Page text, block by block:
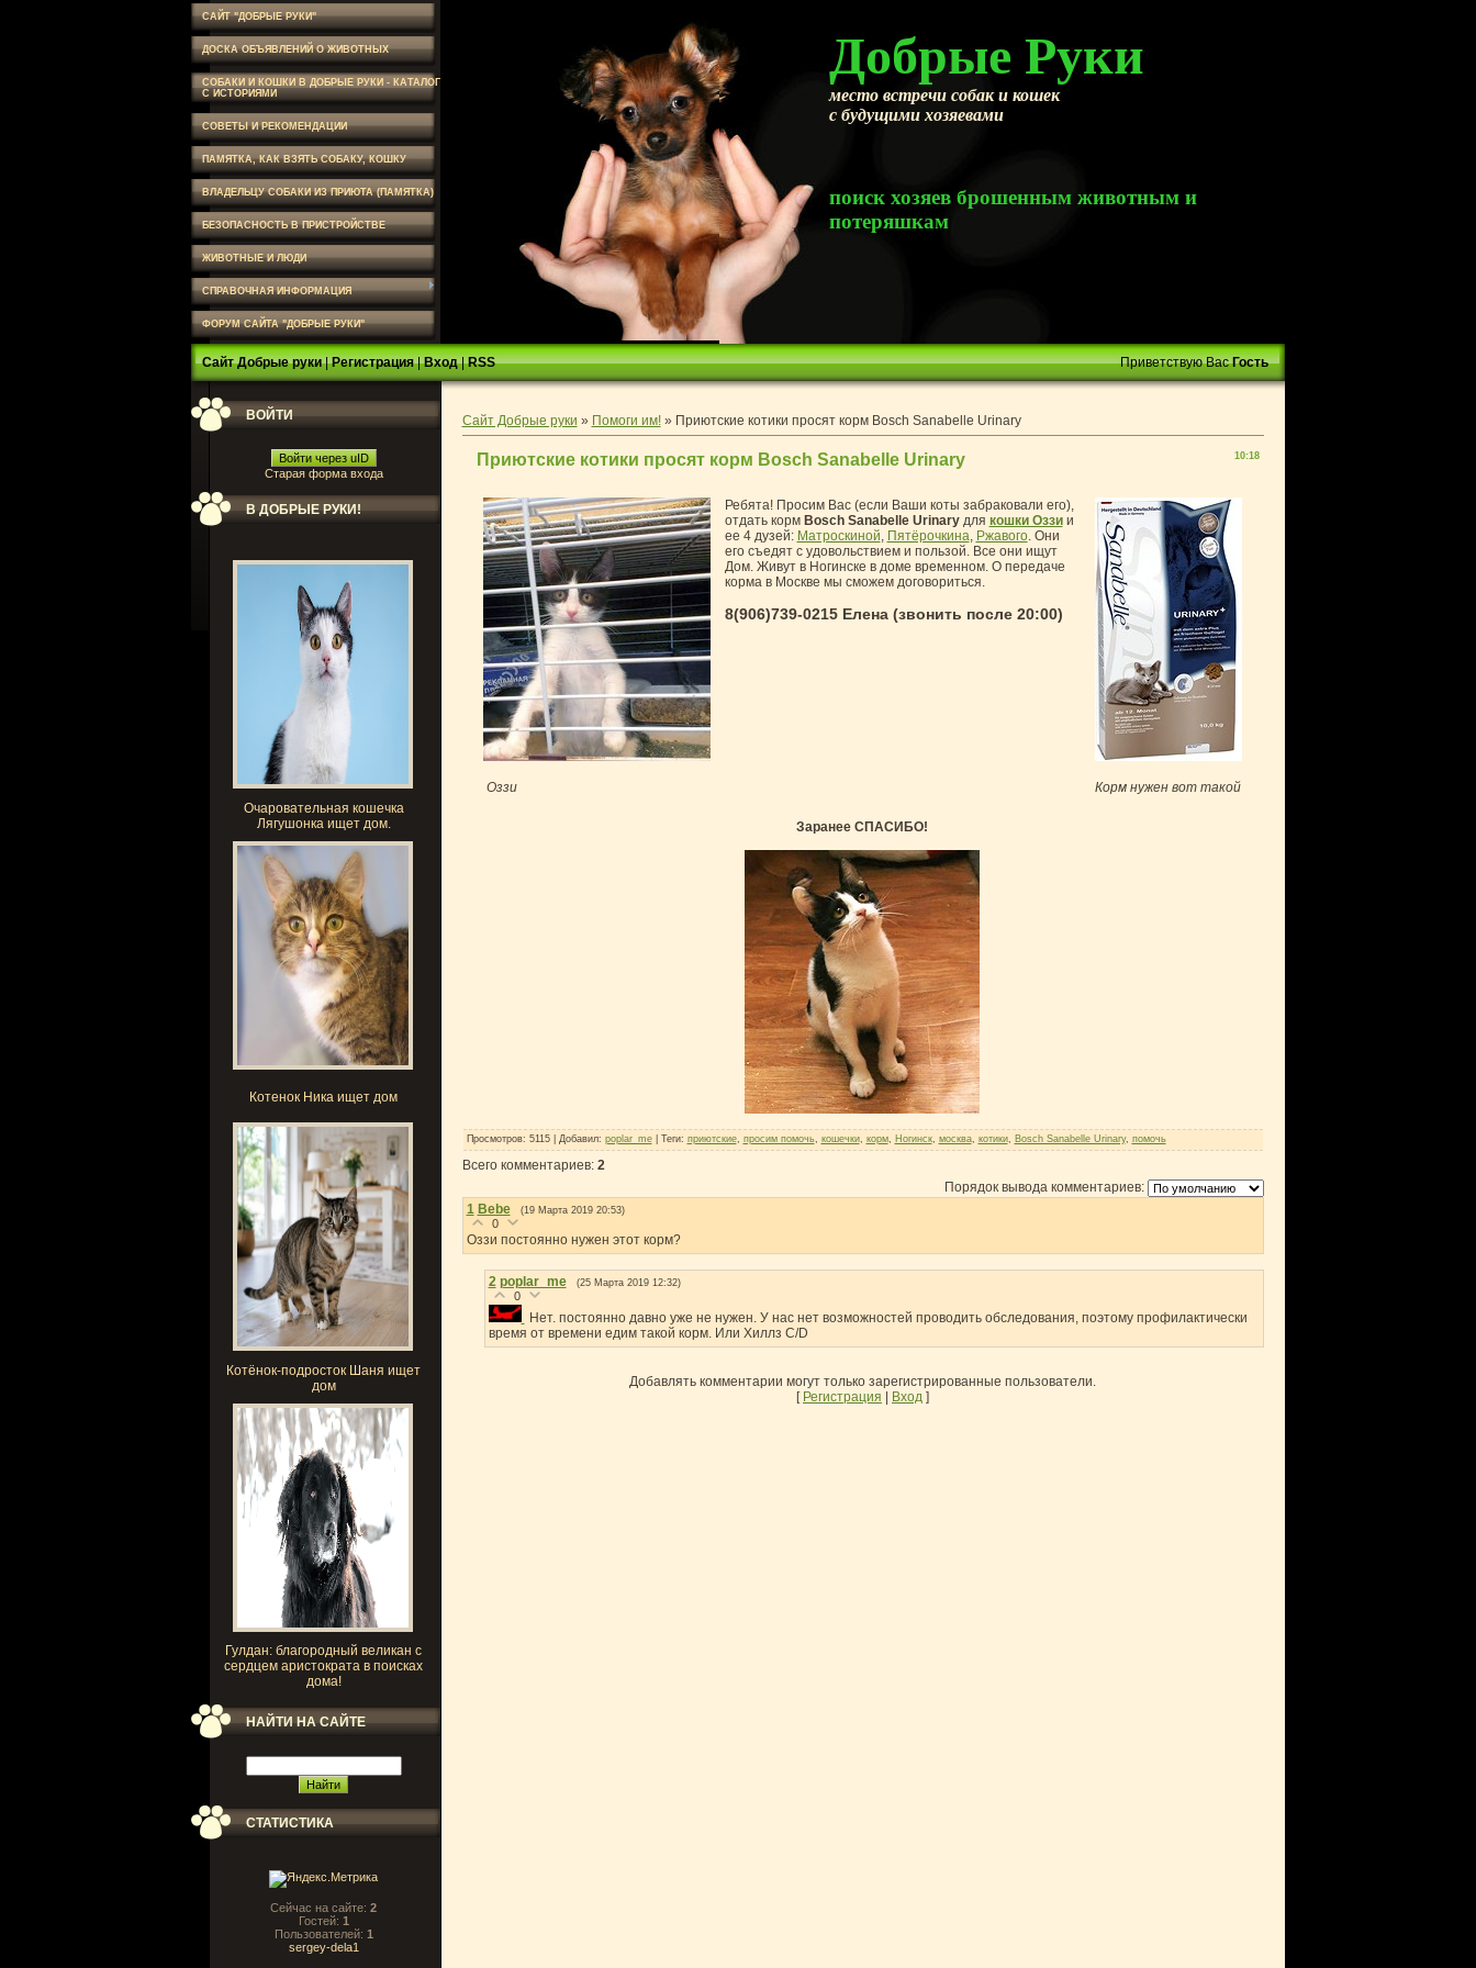
САЙТ "ДОБРЫЕ РУКИ"
ДОСКА ОБЪЯВЛЕНИЙ О ЖИВОТНЫХ
СОБАКИ И КОШКИ В ДОБРЫЕ РУКИ - КАТАЛОГ
С ИСТОРИЯМИ
СОВЕТЫ И РЕКОМЕНДАЦИИ
ПАМЯТКА, КАК ВЗЯТЬ СОБАКУ, КОШКУ
ВЛАДЕЛЬЦУ СОБАКИ ИЗ ПРИЮТА (ПАМЯТКА)
БЕЗОПАСНОСТЬ В ПРИСТРОЙСТВЕ
ЖИВОТНЫЕ И ЛЮДИ
СПРАВОЧНАЯ ИНФОРМАЦИЯ
ФОРУМ САЙТА "ДОБРЫЕ РУКИ"
Добрые Руки
место встречи собак и кошек
с будущими хозяевами
поиск хозяев брошенным животным и
потеряшкам
Сайт Добрые руки|Регистрация|Вход|RSS Приветствую Вас Гость
ВОЙТИ
Войти через uID
Старая форма входа
В ДОБРЫЕ РУКИ!
Очаровательная кошечка
Лягушонка ищет дом.
Котенок Ника ищет дом
Котёнок-подросток Шаня ищет
дом
Гулдан: благородный великан с
сердцем аристократа в поисках
дома!
НАЙТИ НА САЙТЕ
СТАТИСТИКА
Сейчас на сайте: 2
Гостей: 1
Пользователей: 1
sergey-dela1
Сайт Добрые руки » Помоги им!» Приютские котики просят корм Bosch Sanabelle Urinary
10:18
Приютские котики просят корм Bosch Sanabelle Urinary
Оззи
Ребята! Просим Вас (если Ваши коты забраковали его),
отдать корм Bosch Sanabelle Urinaryдля кошки Оззи и
ее 4 дузей: Матроскиной, Пятёрочкина, Ржавого. Они
его съедят с удовольствием и пользой. Все они ищут
Дом. Живут в Ногинске в доме временном. О передаче
корма в Москве мы сможем договориться.
8(906)739-0215 Елена (звонить после 20:00)
Корм нужен вот такой
Заранее СПАСИБО!
Просмотров: 5115 | Добавил: poplar_me| Теги: приютские, просим помочь, кошечки, корм, Ногинск, москва, котики, Bosch Sanabelle Urinary, помочь
Всего комментариев: 2
Порядок вывода комментариев:
1 Bebe (19 Марта 2019 20:53)
0
Оззи постоянно нужен этот корм?
2 poplar_me (25 Марта 2019 12:32)
0
Нет. постоянно давно уже не нужен. У нас нет возможностей проводить обследования, поэтому профилактически
время от времени едим такой корм. Или Хиллз C/D
Добавлять комментарии могут только зарегистрированные пользователи.
[ Регистрация Вход ]